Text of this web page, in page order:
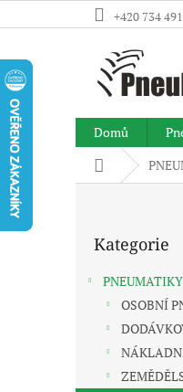
na
+420 734
Domů
Domů
kategorie
Kategorie
PNEUMATIKY
OSOBNÍ